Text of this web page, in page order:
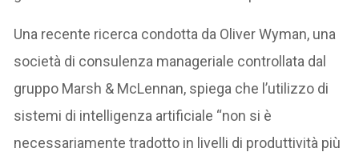
Una recente ricerca condotta da Oliver Wyman, una
società di consulenza manageriale controllata dal
gruppo Marsh & McLennan, spiega che l’utilizzo di
sistemi di intelligenza artificiale “non si è
necessariamente tradotto in livelli di produttività più